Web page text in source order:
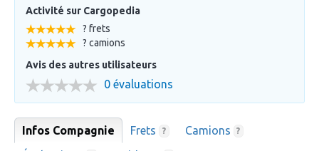
Activité sur Cargopedia
? frets
? camions
Avis des autres utilisateurs
0 évaluations
Infos Compagnie Frets ? Camions ?